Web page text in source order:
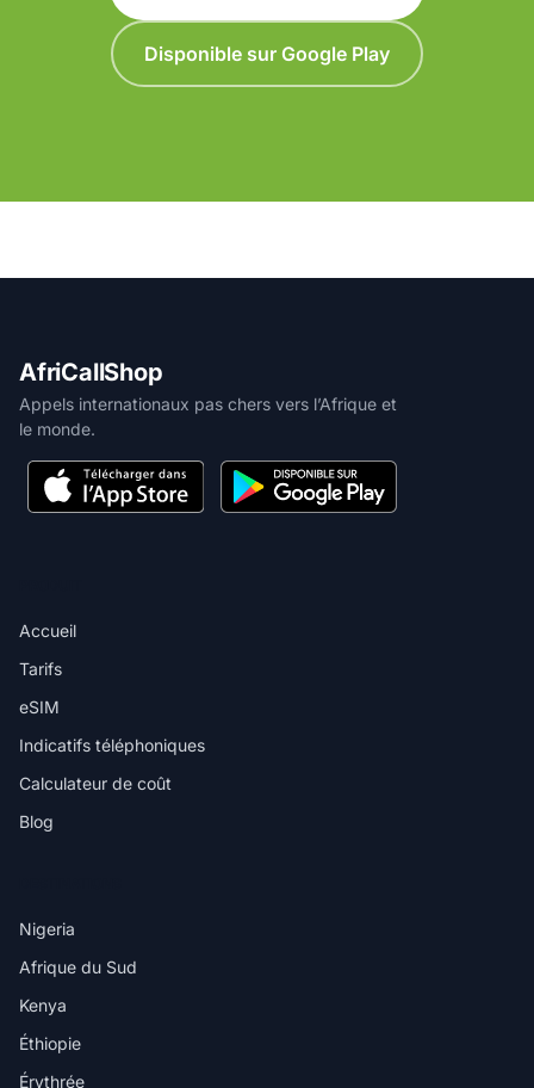
Disponible sur Google Play
AfriCallShop
Appels internationaux pas chers vers l’Afrique et
le monde.
Accueil
Tarifs
eSIM
Indicatifs téléphoniques
Calculateur de coût
Blog
Nigeria
Afrique du Sud
Kenya
Éthiopie
Érythrée